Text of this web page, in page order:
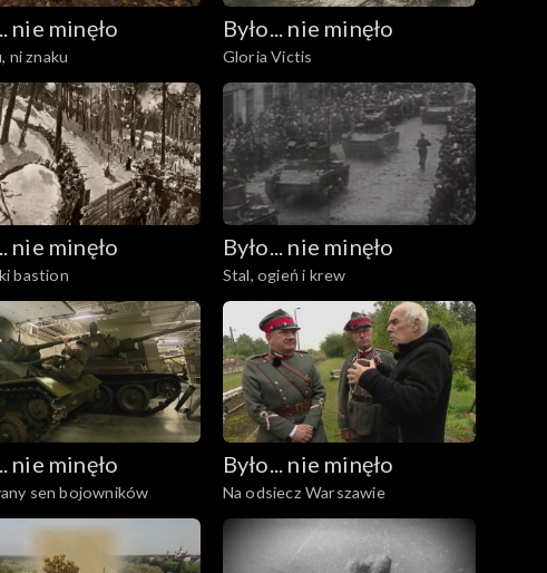
nie minęło
ni znaku
Było... nie minęło
Gloria Victis
nie minęło
bastion
Było... nie minęło
Stal, ogień i krew
nie minęło
sen bojowników
Było... nie minęło
Na odsiecz Warszawie